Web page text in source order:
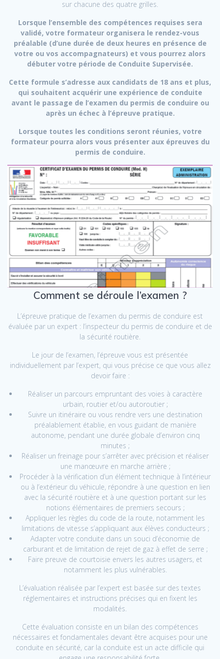
sur chacune des quatre grilles.
Lorsque l’ensemble des compétences requises sera
validé, votre formateur organisera le rendez-vous
préalable (d’une durée de deux heures en présence de
votre ou vos accompagnateurs) et vous pourrez alors
débuter votre période de Conduite Supervisée.
Cette formule s’adresse aux candidats de 18 ans et plus,
qui souhaitent acquérir une expérience de conduite
avant le passage de l’examen du permis de conduire ou
après un échec à l’épreuve pratique.
Lorsque toutes les conditions seront réunies, votre
formateur pourra alors vous présenter aux épreuves du
permis de conduire.
Comment se déroule l’examen ?
L’épreuve pratique de l’examen du permis de conduire est
évaluée par un expert : l’inspecteur du permis de conduire et de
la sécurité routière.
Le jour de l’examen, l’épreuve vous est présentée
individuellement par l’expert, qui vous précise ce que vous allez
devoir faire :
Réaliser un parcours empruntant des voies à caractère
urbain, routier et/ou autoroutier ;
Suivre un itinéraire ou vous rendre vers une destination
préalablement établie, en vous guidant de manière
autonome, pendant une durée globale d’environ cinq
minutes ;
Réaliser un freinage pour s’arrêter avec précision et réaliser
une manœuvre en marche arrière ;
Procéder à la vérification d’un élément technique à l’intérieur
ou à l’extérieur du véhicule, répondre à une question en lien
avec la sécurité routière et à une question portant sur les
notions élémentaires de premiers secours ;
Appliquer les règles du code de la route, notamment les
limitations de vitesse s’appliquant aux élèves conducteurs ;
Adapter votre conduite dans un souci d’économie de
carburant et de limitation de rejet de gaz à effet de serre ;
Faire preuve de courtoisie envers les autres usagers, et
notamment les plus vulnérables.
L’évaluation réalisée par l’expert est basée sur des textes
réglementaires et instructions précises qui en fixent les
modalités.
Cette évaluation consiste en un bilan des compétences
nécessaires et fondamentales devant être acquises pour une
conduite en sécurité, car la conduite est un acte difficile qui